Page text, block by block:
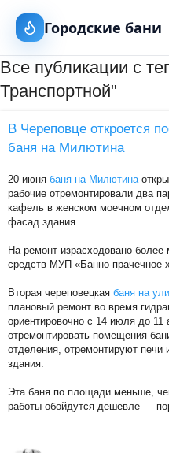
Городские бани
Все публикации с
Транспортной"
В Череповце откроется
баня на Милютина
20 июня баня на Милютина
рабочие отремонтировали два
кафель в женском моечном
фасад здания.
На ремонт израсходовано
средств МУП «Банно-прачечное
Вторая череповецкая баня на
плановый ремонт во время
ориентировочно с 14 июля до 11
отремонтировать помещения
отделения, отремонтируют
здания.
Эта баня по площади меньше,
работы обойдутся дешевле —